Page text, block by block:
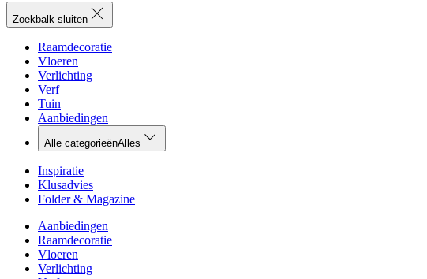
Zoekbalk sluiten
Raamdecoratie
Vloeren
Verlichting
Verf
Tuin
Aanbiedingen
Alle categorieënAlles
Inspiratie
Klusadvies
Folder & Magazine
Aanbiedingen
Raamdecoratie
Vloeren
Verlichting